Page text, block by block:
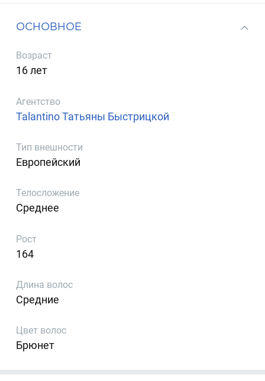
ОСНОВНОЕ
Возраст
16 лет
Агентство
Talantino Татьяны Быстрицкой
Тип внешности
Европейский
Телосложение
Среднее
Рост
164
Длина волос
Средние
Цвет волос
Брюнет